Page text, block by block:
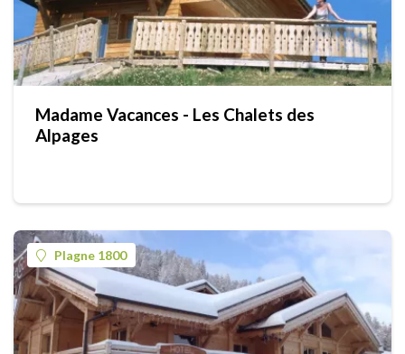
Madame Vacances - Les Chalets des
Alpages
Plagne 1800